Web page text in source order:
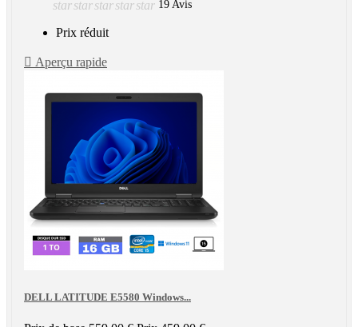
starstarstarstarstar 19 Avis
Prix réduit
 Aperçu rapide
DELL LATITUDE E5580 Windows...